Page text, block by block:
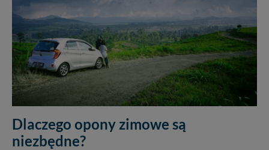
Dlaczego opony zimowe są
niezbędne?